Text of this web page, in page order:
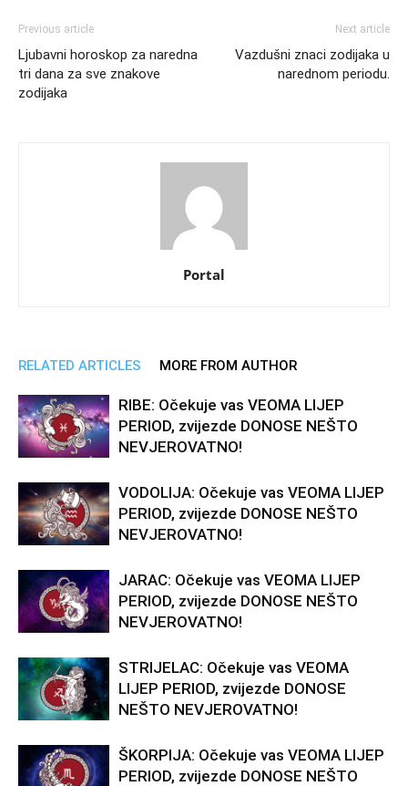
Previous article
Ljubavni horoskop za naredna
tri dana za sve znakove
zodijaka
Next article
Vazdušni znaci zodijaka u
narednom periodu.
Portal
RELATED ARTICLES MORE FROM AUTHOR
RIBE: Očekuje vas VEOMA LIJEP
PERIOD, zvijezde DONOSE NEŠTO
NEVJEROVATNO!
VODOLIJA: Očekuje vas VEOMA LIJEP
PERIOD, zvijezde DONOSE NEŠTO
NEVJEROVATNO!
JARAC: Očekuje vas VEOMA LIJEP
PERIOD, zvijezde DONOSE NEŠTO
NEVJEROVATNO!
STRIJELAC: Očekuje vas VEOMA
LIJEP PERIOD, zvijezde DONOSE
NEŠTO NEVJEROVATNO!
ŠKORPIJA: Očekuje vas VEOMA LIJEP
PERIOD, zvijezde DONOSE NEŠTO